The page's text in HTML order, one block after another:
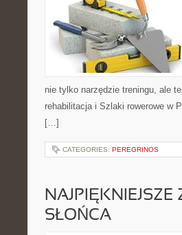
nie tylko narzędzie treningu, ale
rehabilitacja i Szlaki rowerowe w
[…]
CATEGORIES: PEREGRINOS
SŁOŃCA